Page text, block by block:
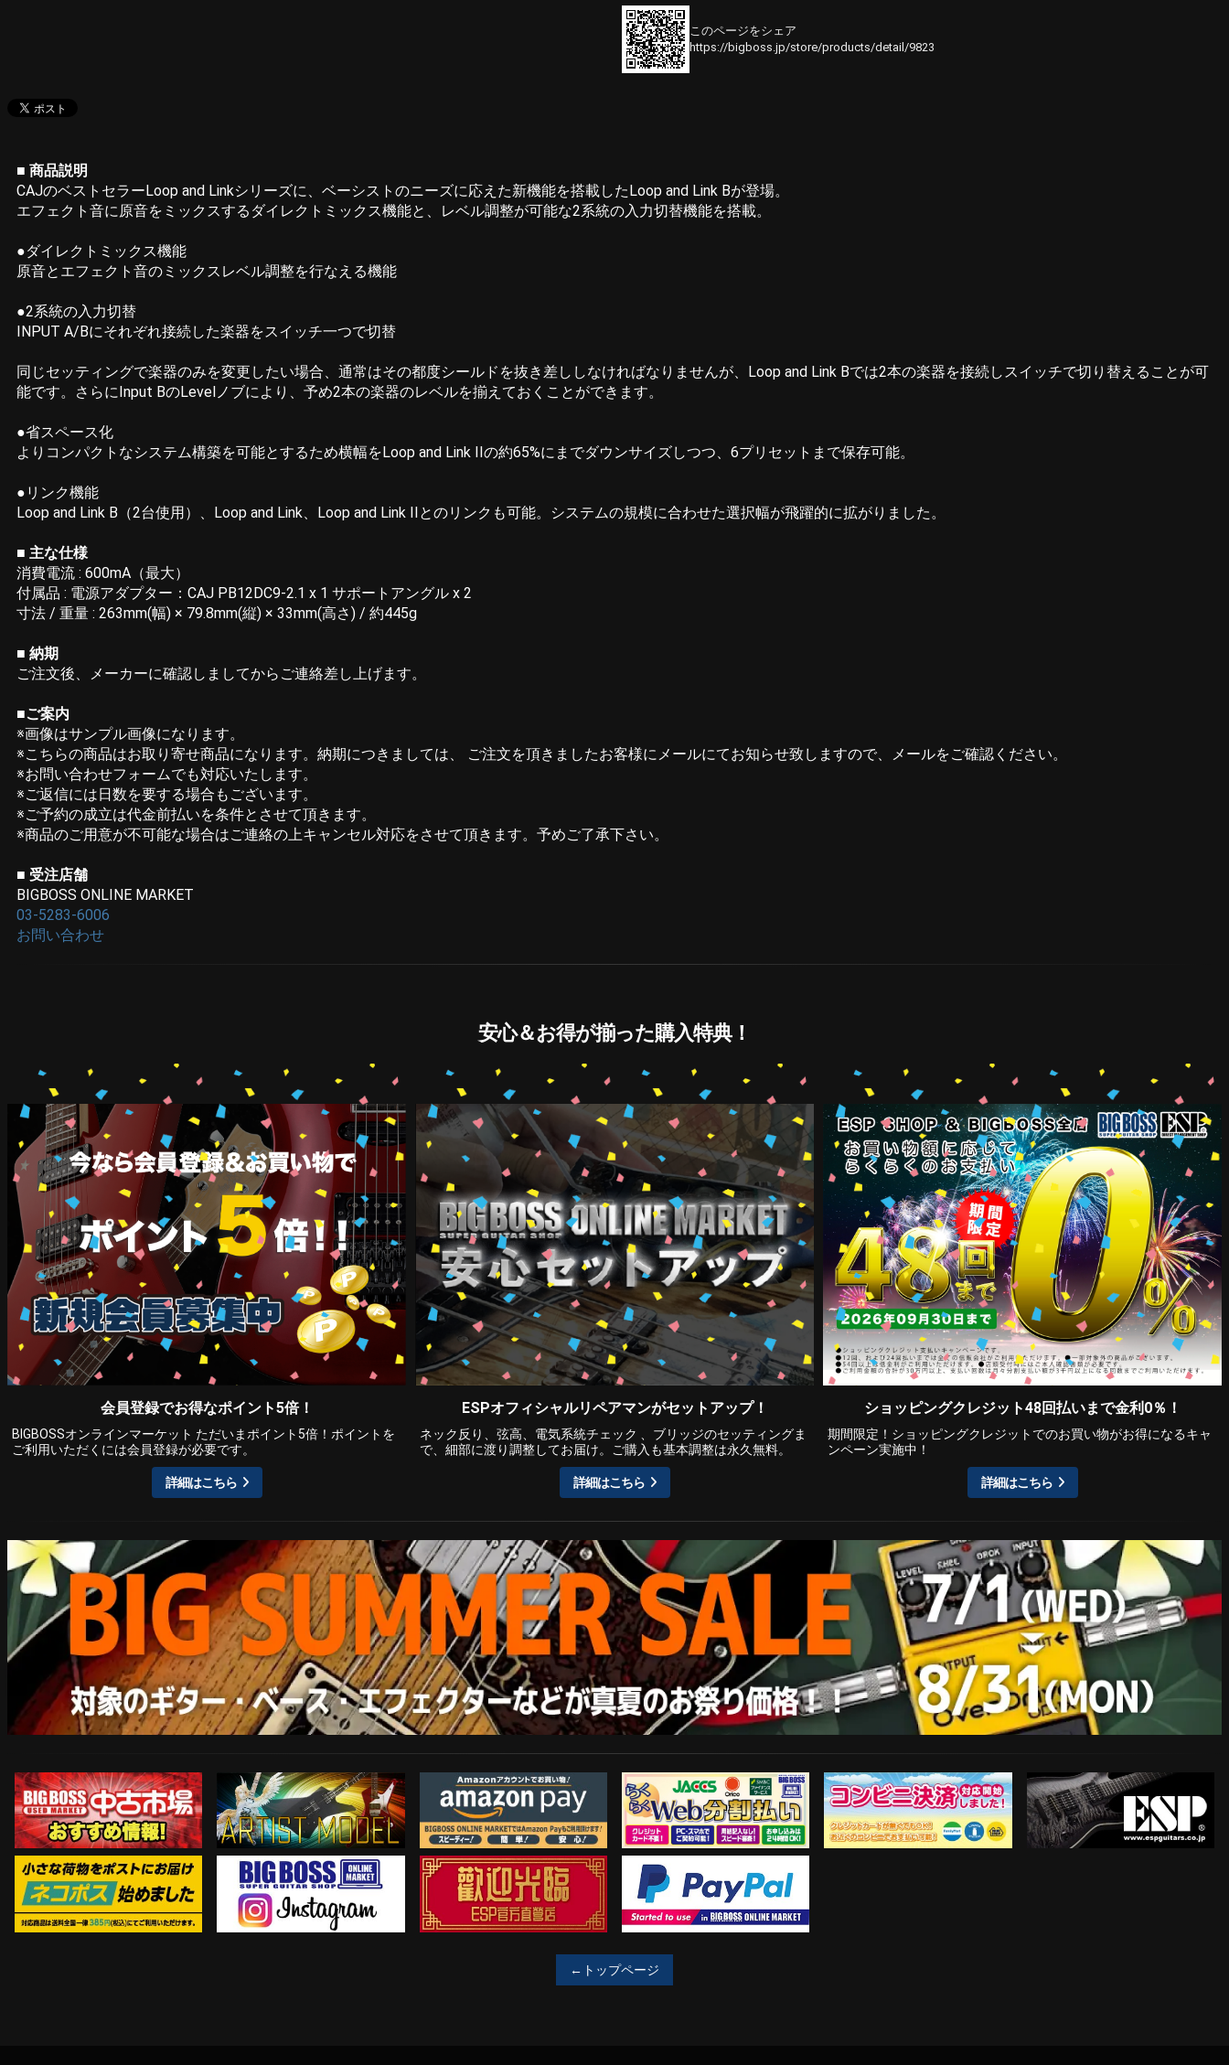
このページをシェア
https://bigboss.jp/store/products/detail/9823
■ 商品説明
CAJのベストセラーLoop and Linkシリーズに、ベーシストのニーズに応えた新機能を搭載したLoop and Link Bが登場。
エフェクト音に原音をミックスするダイレクトミックス機能と、レベル調整が可能な2系統の入力切替機能を搭載。
●ダイレクトミックス機能
原音とエフェクト音のミックスレベル調整を行なえる機能
●2系統の入力切替
INPUT A/Bにそれぞれ接続した楽器をスイッチ一つで切替
同じセッティングで楽器のみを変更したい場合、通常はその都度シールドを抜き差ししなければなりませんが、Loop and Link Bでは2本の楽器を接続しスイッチで切り替えることが可
能です。さらにInput BのLevelノブにより、予め2本の楽器のレベルを揃えておくことができます。
●省スペース化
よりコンパクトなシステム構築を可能とするため横幅をLoop and Link IIの約65%にまでダウンサイズしつつ、6プリセットまで保存可能。
●リンク機能
Loop and Link B（2台使用）、Loop and Link、Loop and Link IIとのリンクも可能。システムの規模に合わせた選択幅が飛躍的に拡がりました。
■ 主な仕様
消費電流 : 600mA（最大）
付属品 : 電源アダプター：CAJ PB12DC9-2.1 x 1 サポートアングル x 2
寸法 / 重量 : 263mm(幅) × 79.8mm(縦) × 33mm(高さ) / 約445g
■ 納期
ご注文後、メーカーに確認しましてからご連絡差し上げます。
■ご案内
※画像はサンプル画像になります。
※こちらの商品はお取り寄せ商品になります。納期につきましては、 ご注文を頂きましたお客様にメールにてお知らせ致しますので、メールをご確認ください。
※お問い合わせフォームでも対応いたします。
※ご返信には日数を要する場合もございます。
※ご予約の成立は代金前払いを条件とさせて頂きます。
※商品のご用意が不可能な場合はご連絡の上キャンセル対応をさせて頂きます。予めご了承下さい。
■ 受注店舗
BIGBOSS ONLINE MARKET
03-5283-6006
お問い合わせ
安心＆お得が揃った購入特典！
会員登録でお得なポイント5倍！
BIGBOSSオンラインマーケット ただいまポイント5倍！ポイントを
ご利用いただくには会員登録が必要です。
詳細はこちら
ESPオフィシャルリペアマンがセットアップ！
ネック反り、弦高、電気系統チェック 、ブリッジのセッティングま
で、細部に渡り調整してお届け。ご購入も基本調整は永久無料。
詳細はこちら
ショッピングクレジット48回払いまで金利0％！
期間限定！ショッピングクレジットでのお買い物がお得になるキャ
ンペーン実施中！
詳細はこちら
中古市場おすすめ情報!! ARTIST MODEL Amazon Pay らくらくWeb分割払い コンビニ決済対応開始！ ESP Guitars
ネコポス対象商品はコチラ Instagram 歓迎工臨 PayPal決済がご利用可能！
←トップページ